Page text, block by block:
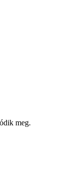
meg.